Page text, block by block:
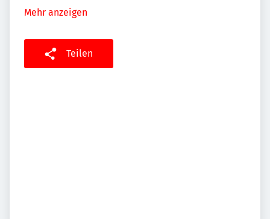
Mehr anzeigen
Teilen